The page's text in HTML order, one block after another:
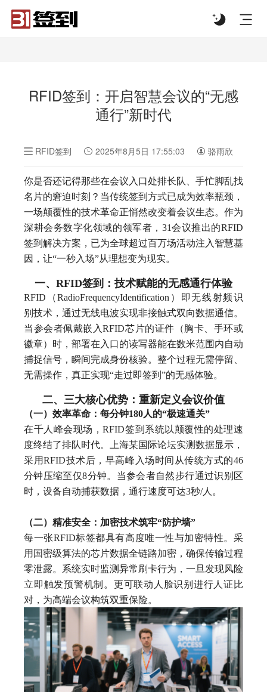
RFID签到：开启智慧会议的“无感
通行”新时代
RFID签到 2025年8月5日 17:55:03 骆雨欣
你是否还记得那些在会议入口处排长队、手忙脚乱找
名片的窘迫时刻？当传统签到方式已成为效率瓶颈，
一场颠覆性的技术革命正悄然改变着会议生态。作为
深耕会务数字化领域的领军者，31会议推出的RFID
签到解决方案，已为全球超过百万场活动注入智慧基
因，让“一秒入场”从理想变为现实。
一、RFID签到：技术赋能的无感通行体验
RFID（RadioFrequencyIdentification）即无线射频识
别技术，通过无线电波实现非接触式双向数据通信。
当参会者佩戴嵌入RFID芯片的证件（胸卡、手环或
徽章）时，部署在入口的读写器能在数米范围内自动
捕捉信号，瞬间完成身份核验。整个过程无需停留、
无需操作，真正实现“走过即签到”的无感体验。
二、三大核心优势：重新定义会议价值
（一）效率革命：每分钟180人的“极速通关”
在千人峰会现场，RFID签到系统以颠覆性的处理速
度终结了排队时代。上海某国际论坛实测数据显示，
采用RFID技术后，早高峰入场时间从传统方式的46
分钟压缩至仅8分钟。当参会者自然步行通过识别区
时，设备自动捕获数据，通行速度可达3秒/人。
（二）精准安全：加密技术筑牢“防护墙”
每一张RFID标签都具有高度唯一性与加密特性。采
用国密级算法的芯片数据全链路加密，确保传输过程
零泄露。系统实时监测异常刷卡行为，一旦发现风险
立即触发预警机制。更可联动人脸识别进行人证比
对，为高端会议构筑双重保险。